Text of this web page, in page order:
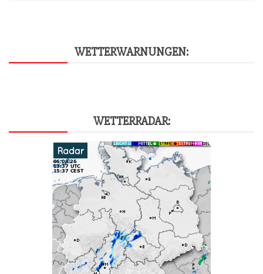
WET­TER­WAR­NUN­GEN:
WET­TER­RA­DAR: